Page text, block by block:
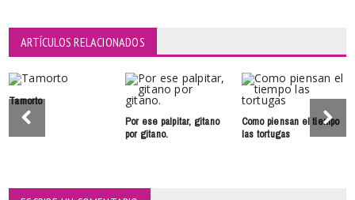
ARTÍCULOS RELACIONADOS
Tamorto
Por ese palpitar, gitano
por gitano.
Como piensan el tiempo
las tortugas